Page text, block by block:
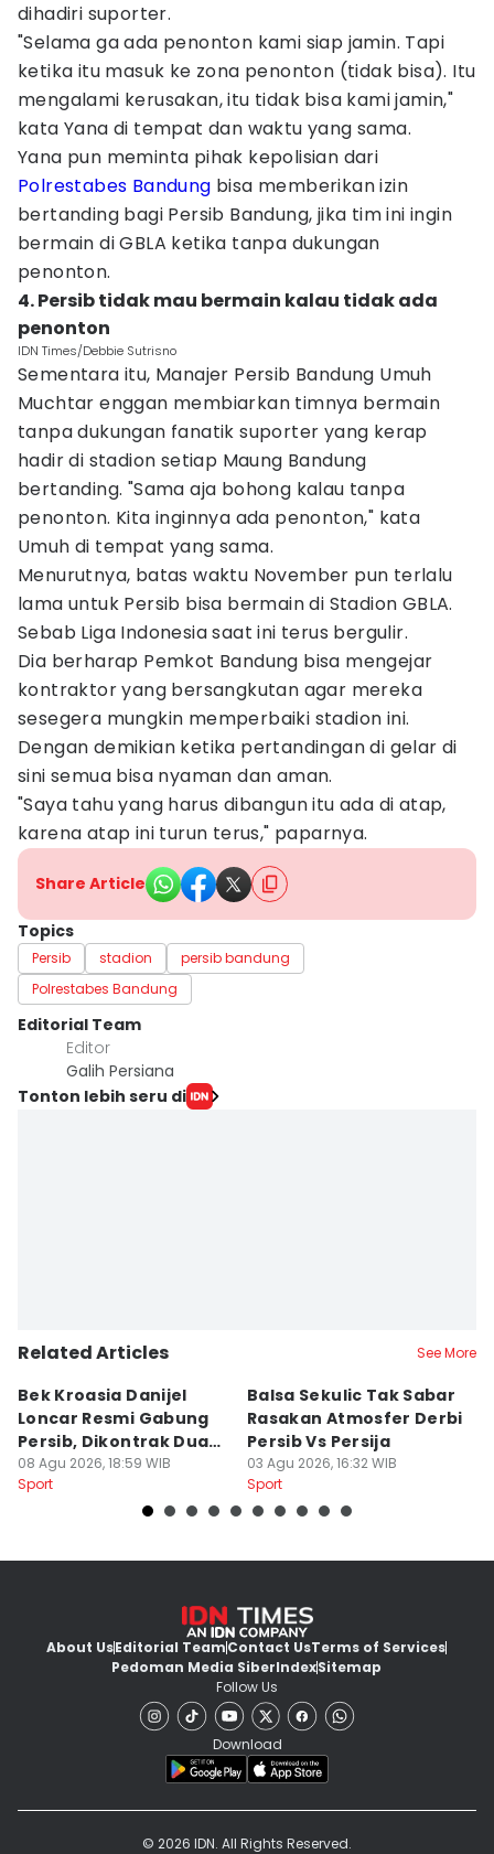
dihadiri suporter.
"Selama ga ada penonton kami siap jamin. Tapi
ketika itu masuk ke zona penonton (tidak bisa). Itu
mengalami kerusakan, itu tidak bisa kami jamin,"
kata Yana di tempat dan waktu yang sama.
Yana pun meminta pihak kepolisian dari
Polrestabes Bandung bisa memberikan izin
bertanding bagi Persib Bandung, jika tim ini ingin
bermain di GBLA ketika tanpa dukungan
penonton.
4. Persib tidak mau bermain kalau tidak ada
penonton
IDN Times/Debbie Sutrisno
Sementara itu, Manajer Persib Bandung Umuh
Muchtar enggan membiarkan timnya bermain
tanpa dukungan fanatik suporter yang kerap
hadir di stadion setiap Maung Bandung
bertanding. "Sama aja bohong kalau tanpa
penonton. Kita inginnya ada penonton," kata
Umuh di tempat yang sama.
Menurutnya, batas waktu November pun terlalu
lama untuk Persib bisa bermain di Stadion GBLA.
Sebab Liga Indonesia saat ini terus bergulir.
Dia berharap Pemkot Bandung bisa mengejar
kontraktor yang bersangkutan agar mereka
sesegera mungkin memperbaiki stadion ini.
Dengan demikian ketika pertandingan di gelar di
sini semua bisa nyaman dan aman.
"Saya tahu yang harus dibangun itu ada di atap,
karena atap ini turun terus," paparnya.
Share Article
Topics
Persib stadion
persib bandung
Polrestabes Bandung
Editorial Team
Editor
Galih Persiana
Tonton lebih seru di
Related Articles See More
Bek Kroasia Danijel
Loncar Resmi Gabung
Persib, Dikontrak Dua
Musim
08 Agu 2026, 18:59 WIB
Sport
Balsa Sekulic Tak Sabar
Rasakan Atmosfer Derbi
Persib Vs Persija
03 Agu 2026, 16:32 WIB
Sport
About UsEditorial TeamContact UsTerms of Services
Pedoman Media SiberIndexSitemap
Follow Us
Download
© 2026 IDN. All Rights Reserved.